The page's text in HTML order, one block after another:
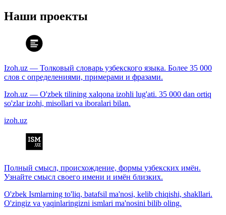
Наши проекты
Izoh.uz — Толковый словарь узбекского языка. Более 35 000
слов с определениями, примерами и фразами.
Izoh.uz — O'zbek tilining xalqona izohli lug'ati. 35 000 dan ortiq
so'zlar izohi, misollari va iboralari bilan.
izoh.uz
Полный смысл, происхождение, формы узбекских имён.
Узнайте смысл своего имени и имён близких.
O'zbek Ismlarning to'liq, batafsil ma'nosi, kelib chiqishi, shakllari.
O'zingiz va yaqinlaringizni ismlari ma'nosini bilib oling.